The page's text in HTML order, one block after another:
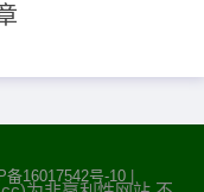
备16017542号-10|